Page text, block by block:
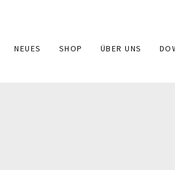
NEUES SHOP ÜBER UNS